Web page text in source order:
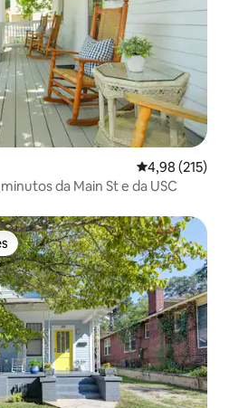
4,98 de uma
4,98 (215)
da Main St e da USC
dos hóspedes